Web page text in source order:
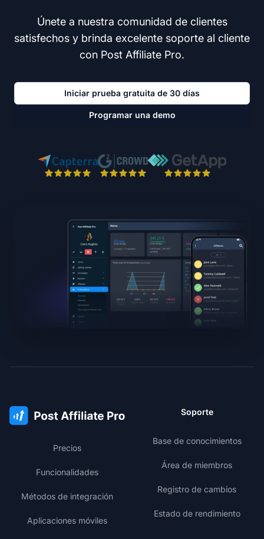
Únete a nuestra comunidad de clientes
satisfechos y brinda excelente soporte al cliente
con Post Affiliate Pro.
Iniciar prueba gratuita de 30 días
Programar una demo
Precios
Funcionalidades
Métodos de integración
Aplicaciones móviles
Soporte
Base de conocimientos
Área de miembros
Registro de cambios
Estado de rendimiento